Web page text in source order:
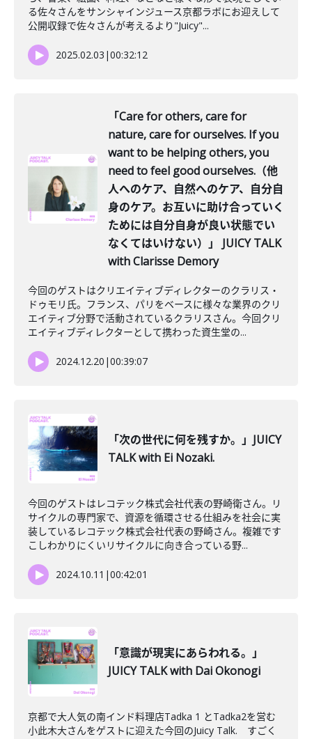
る佐々さんをサンシャインジュース京都ラボにお迎えして
公開収録で佐々さんが考えるより"Juicy"...
2025.02.03 |00:32:12
「Care for others, care for
nature, care for ourselves. If you
want to be helping others, you
need to feel good ourselves.（他
人へのケア、自然へのケア、自分自
身のケア。お互いに助け合っていく
ためには自分自身が良い状態でい
なくてはいけない）」 JUICY TALK
with Clarisse Demory
今回のゲストはクリエイティブディレクターのクラリス・
ドゥモリ氏。フランス、パリをベースに様々な業界のクリ
エイティブ分野で活動されているクラリスさん。今回クリ
エイティブディレクターとして携わった資生堂の...
2024.12.20 |00:39:07
「次の世代に何を残すか。」JUICY
TALK with Ei Nozaki.
今回のゲストはレコテック株式会社代表の野崎衛さん。リ
サイクルの専門家で、資源を循環させる仕組みを社会に実
装しているレコテック株式会社代表の野崎さん。複雑です
こしわかりにくいリサイクルに向き合っている野...
2024.10.11 |00:42:01
「意識が現実にあらわれる。」
JUICY TALK with Dai Okonogi
京都で大人気の南インド料理店Tadka 1 とTadka2を営む
小此木大さんをゲストに迎えた今回のJuicy Talk. すごく